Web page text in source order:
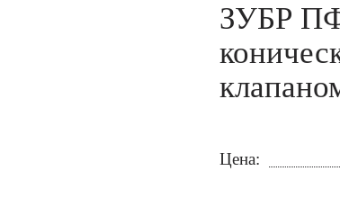
ЗУБР
Цена: